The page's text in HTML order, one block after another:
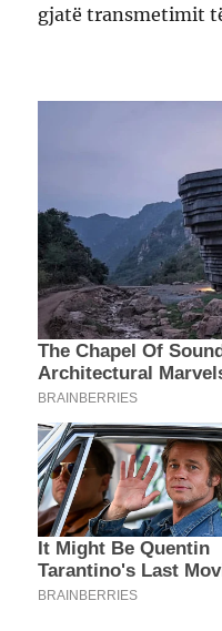
gjatë transmetimit